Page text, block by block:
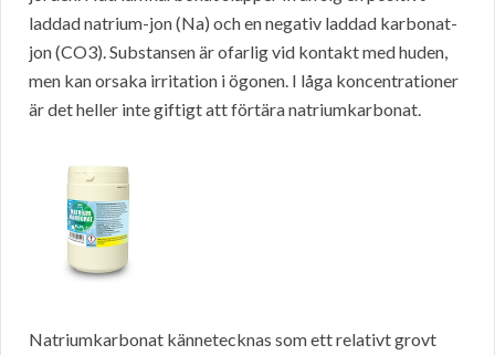
laddad natrium-jon (Na) och en negativ laddad karbonat-
jon (CO3). Substansen är ofarlig vid kontakt med huden,
men kan orsaka irritation i ögonen. I låga koncentrationer
är det heller inte giftigt att förtära natriumkarbonat.
Natriumkarbonat kännetecknas som ett relativt grovt